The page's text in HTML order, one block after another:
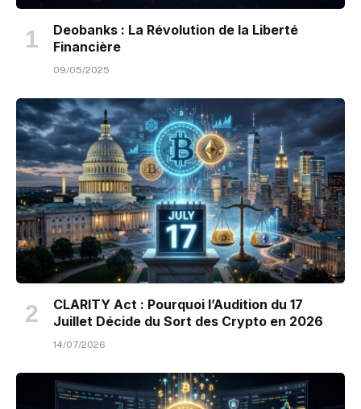
Deobanks : La Révolution de la Liberté
Financière
09/05/2025
CLARITY Act : Pourquoi l’Audition du 17
Juillet Décide du Sort des Crypto en 2026
14/07/2026